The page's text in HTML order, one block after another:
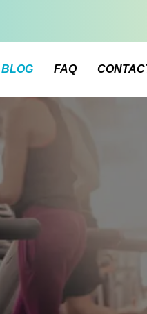
BLOG FAQ